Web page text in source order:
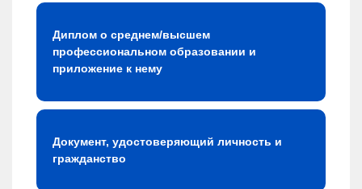
Диплом о среднем/высшем
профессиональном образовании и
приложение к нему
Документ, удостоверяющий личность и
гражданство